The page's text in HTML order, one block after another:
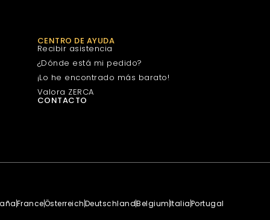
CENTRO DE AYUDA
Recibir asistencia
¿Dónde está mi pedido?
¡Lo he encontrado más barato!
Valora ZERCA
CONTACTO
FranceÖsterreichDeutschlandBelgiumItaliaPortugal